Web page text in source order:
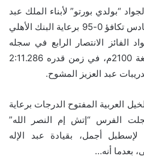
“بولدي بورتو” لأبناء الملك عبد
الله بن عبد العزيز، بالشوط السادس تكافؤ 0-95 برعاية البنك الأهلي
الانتصار الرابع في سجله
بعدما قطع مسافة الشوط البالغة 2100م، في زمن قدره 2:11.286
عبد العزيز المشوح.
العربية المفتوح الدرجات برعاية
الفرس “إتش إم النصر الله”
لإسطبل أجمل، بقيادة عبد الإله
بعدما أنه…